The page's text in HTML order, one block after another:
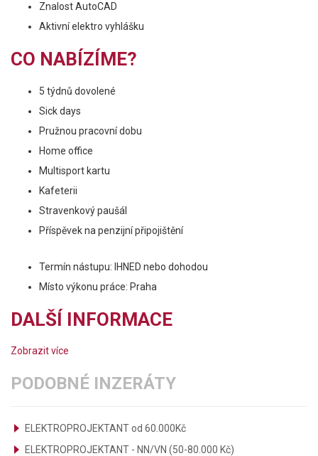
Znalost AutoCAD
Aktivní elektro vyhlášku
CO NABÍZÍME?
5 týdnů dovolené
Sick days
Pružnou pracovní dobu
Home office
Multisport kartu
Kafeterii
Stravenkový paušál
Příspěvek na penzijní připojištění
Termín nástupu: IHNED nebo dohodou
Místo výkonu práce: Praha
DALŠÍ INFORMACE
Zobrazit více
PODOBNÉ INZERÁTY
ELEKTROPROJEKTANT od 60.000Kč
ELEKTROPROJEKTANT - NN/VN (50-80.000 Kč)